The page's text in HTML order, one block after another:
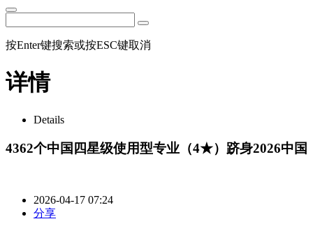
按Enter键搜索或按ESC键取消
详情
Details
4362个中国四星级使用型专业（4★）跻身2026中国
2026-04-17 07:24
分享